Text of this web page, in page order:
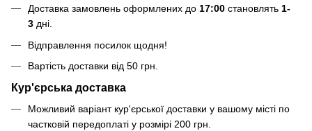
Доставка замовлень оформлених до 17:00 становлять 1-
3 дні.
Відправлення посилок щодня!
Вартість доставки від 50 грн.
Кур'єрська доставка
Можливий варіант кур'єрської доставки у вашому місті по
частковій передоплаті у розмірі 200 грн.